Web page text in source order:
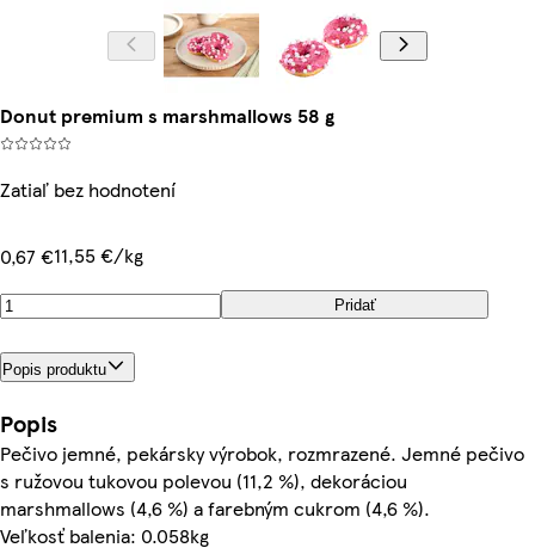
Donut premium s marshmallows 58 g
Zatiaľ bez hodnotení
0,67 €11,55 €/kg
Pridať
Popis produktu
Popis
Pečivo jemné, pekársky výrobok, rozmrazené. Jemné pečivo
s ružovou tukovou polevou (11,2 %), dekoráciou
marshmallows (4,6 %) a farebným cukrom (4,6 %).
Veľkosť balenia: 0.058kg